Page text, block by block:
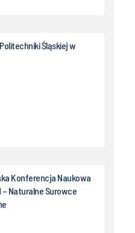
Śląskiej w
Konferencja Naukowa
Naturalne Surowce